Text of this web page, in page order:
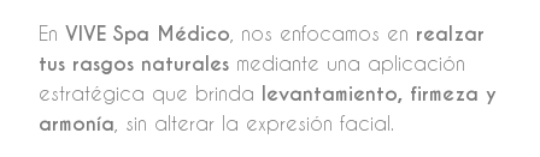
En VIVE Spa Médico , nos enfocamos en realzar
tus rasgos naturales mediante una aplicación
estratégica que brinda levantamiento, firmeza y
armonía , sin alterar la expresión facial.